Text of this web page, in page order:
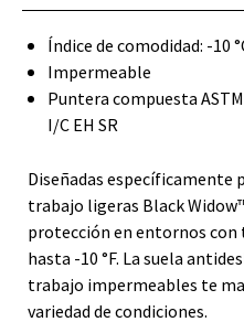
Índice de comodidad: -10
Impermeable
Puntera compuesta
I/C EH SR
Diseñadas específicamente
trabajo ligeras Black
protección en entornos
hasta -10 °F. La suela
trabajo impermeables te
variedad de condiciones.